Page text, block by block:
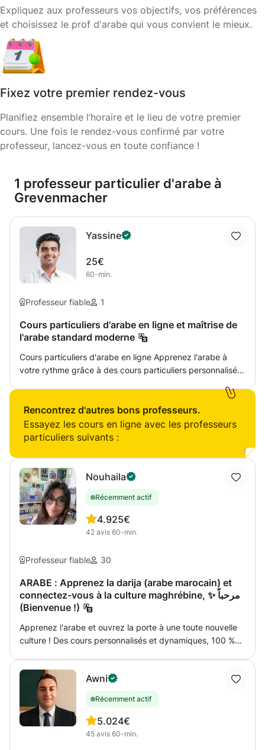
Expliquez aux professeurs vos objectifs, vos préférences
et choisissez le prof d'arabe qui vous convient le mieux.
Fixez votre premier rendez-vous
Planifiez ensemble l’horaire et le lieu de votre premier
cours. Une fois le rendez-vous confirmé par votre
professeur, lancez-vous en toute confiance !
1 professeur particulier d'arabe à
Grevenmacher
Yassine
25€
60-min.
Professeur fiable 1
Cours particuliers d'arabe en ligne et maîtrise de
l'arabe standard moderne
Cours particuliers d'arabe en ligne Apprenez l'arabe à
votre rythme grâce à des cours particuliers personnalisés
professeurs natifs experts vous aideront à maîtriser
l'arabe standard moderne (MSA) ou des dialectes comme
l'arabe égyptien, levantin ou du Golfe.
Rencontrez d'autres bons professeurs.
Essayez les cours en ligne avec les professeurs
particuliers suivants :
Nouhaila
Récemment actif
4.9
42 avis
25€
60-min.
Professeur fiable 30
ARABE : Apprenez la darija (arabe marocain) et
connectez-vous à la culture maghrébine, ✨ مرحباً
(Bienvenue !)
Apprenez l'arabe et ouvrez la porte à une toute nouvelle
culture ! Des cours personnalisés et dynamiques, 100 %
êtes au bon endroit ! Que vous partiez de zéro ou que
vous cherchiez à améliorer votre niveau actuel, je vous
aiderai à atteindre vos objectifs étape par étape. Que
comprennent mes cours ? 📚 Axé sur la pratique :
Apprenez ce qui vous servira réellement dans la vie de
Awni
Récemment actif
5.0
45 avis
24€
60-min.